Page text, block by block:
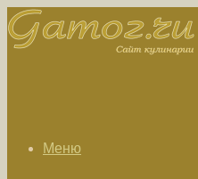
Меню